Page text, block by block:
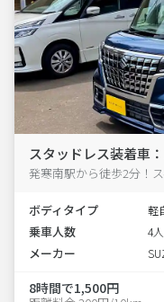
スタッドレス装着車
発寒南駅から徒歩2分！
ボディタイプ 軽
乗車人数 4人
メーカー
8時間で1,500円